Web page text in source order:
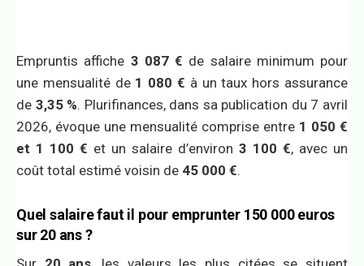
Empruntis affiche 3 087 € de salaire minimum pour
une mensualité de 1 080 € à un taux hors assurance
de 3,35 %. Plurifinances, dans sa publication du 7 avril
2026, évoque une mensualité comprise entre 1 050 €
et 1 100 € et un salaire d’environ 3 100 €, avec un
coût total estimé voisin de 45 000 €.
Quel salaire faut il pour emprunter 150 000 euros
sur 20 ans ?